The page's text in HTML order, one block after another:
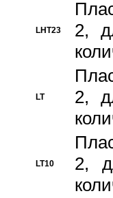
LHT23
2,
LT
2,
LT10
2,